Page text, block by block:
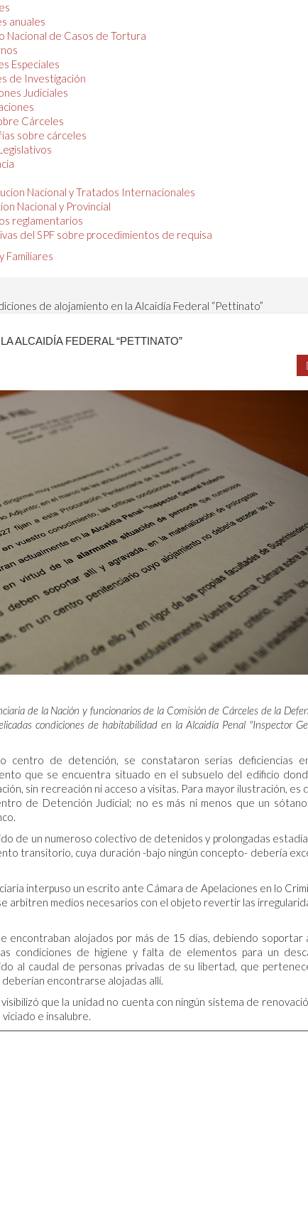
anuales
Nacional de Casos de Tortura
Especiales
de Investigación
Judiciales
Cárceles
sobre cárceles
Nacional y Tratados Internacionales
Nacional y Provincial
reglamentarios
del SPF sobre procedimientos de requisa
Familiares
de alojamiento en la Alcaidía Federal “Pettinato”
ALCAIDÍA FEDERAL “PETTINATO”
de la Nación y funcionarios de la Comisión de Cárceles de la
condiciones de habitabilidad en la Alcaidía Penal "Inspector
centro de detención, se constataron serias deficiencias
que se encuentra situado en el subsuelo del edificio
sin recreación ni acceso a visitas. Para mayor ilustración, es
de Detención Judicial; no es más ni menos que un
de un numeroso colectivo de detenidos y prolongadas
transitorio, cuya duración -bajo ningún concepto- debería
interpuso un escrito ante Cámara de Apelaciones en lo
arbitren medios necesarios con el objeto revertir las
encontraban alojados por más de 15 días, debiendo soportar
condiciones de higiene y falta de elementos para un
al caudal de personas privadas de su libertad, que
encontrarse alojadas allí.
que la unidad no cuenta con ningún sistema de
e insalubre.